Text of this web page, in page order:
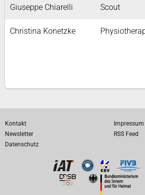
Giuseppe Chiarelli Scout
Christina Konetzke
Kontakt
Impressum
Newsletter
RSS Feed
Datenschutz